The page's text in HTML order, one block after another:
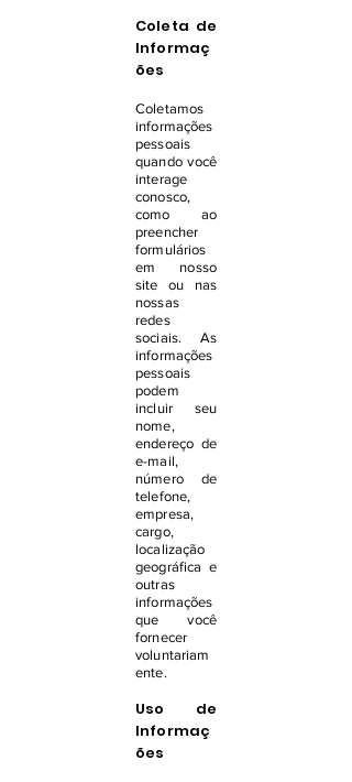
Coleta de
Informaç
ões
Coletamos
informações
pessoais
quando você
interage
conosco,
como ao
preencher
formulários
em nosso
site ou nas
nossas
redes
sociais. As
informações
pessoais
podem
incluir seu
nome,
endereço de
e-mail,
número de
telefone,
empresa,
cargo,
localização
geográfica e
outras
informações
que você
fornecer
voluntariam
ente.
Uso de
Informaç
ões